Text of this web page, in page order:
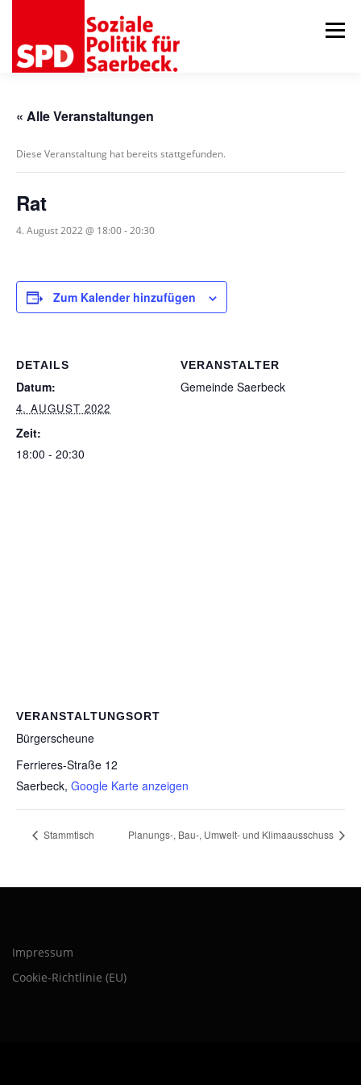
Menü
75 JAHRE RATSFRAKTION
« Alle Veranstaltungen
Diese Veranstaltung hat bereits stattgefunden.
Rat
4. August 2022 @ 18:00-20:30
Zum Kalender hinzufügen
DETAILS
Datum:
4. AUGUST 2022
Zeit:
18:00 - 20:30
VERANSTALTER
Gemeinde Saerbeck
VERANSTALTUNGSORT
Bürgerscheune
Ferrieres-Straße 12
Saerbeck, Google Karte anzeigen
Stammtisch Planungs-, Bau-, Umwelt- und Klimaausschuss
Impressum
Cookie-Richtlinie (EU)